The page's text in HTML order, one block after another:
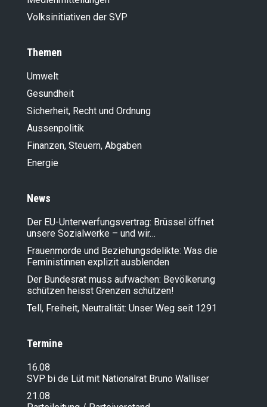
Volksinitiativen der SVP
Themen
Umwelt
Gesundheit
Sicherheit, Recht und Ordnung
Aussenpolitik
Finanzen, Steuern, Abgaben
Energie
News
Der EU-Unterwerfungsvertrag: Brüssel öffnet
unsere Sozialwerke – und wir…
Frauenmorde und Beziehungsdelikte: Was die
Feministinnen explizit ausblenden
Der Bundesrat muss aufwachen: Bevölkerung
schützen heisst Grenzen schützen!
Tell, Freiheit, Neutralität: Unser Weg seit 1291
Termine
16.08
SVP bi de Lüt mit Nationalrat Bruno Walliser
21.08